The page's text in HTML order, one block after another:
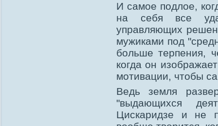
И самое подлое,
на себя все
управляющих
мужиками под
больше терпения,
когда он
мотивации, чтобы
Ведь земля
"выдающихся
Цискаридзе и не